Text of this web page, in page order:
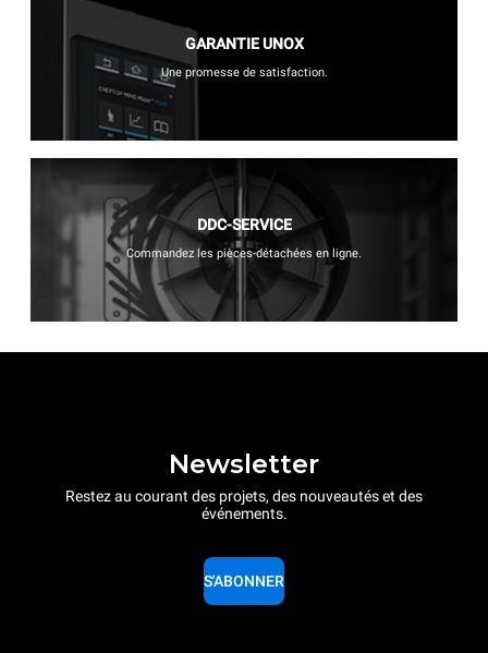
GARANTIE UNOX
Une promesse de satisfaction.
DDC-SERVICE
Commandez les pièces-détachées en ligne.
Newsletter
Restez au courant des projets, des nouveautés et des
événements.
S'ABONNER